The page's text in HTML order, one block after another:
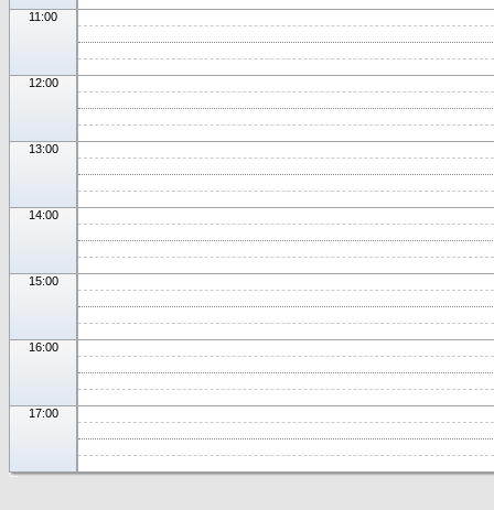
11:00
12:00
13:00
14:00
15:00
16:00
17:00